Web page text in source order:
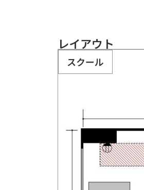
レイアウト
スクール